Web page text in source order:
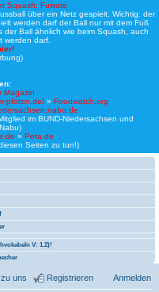
Squash: Fuwate
über ein Netz gespielt. Wichtig: der
werden darf der Ball nur mit dem Fuß
Ball ähnlich wie beim Squash, auch
werden darf.
Magazin
pfoten.de/» Foodwatch.org
im BUND-Niedersachsen und
» Peta.de
Seiten zu tun!)
V: 1.2)!
Anmelden
Registrieren
zu uns